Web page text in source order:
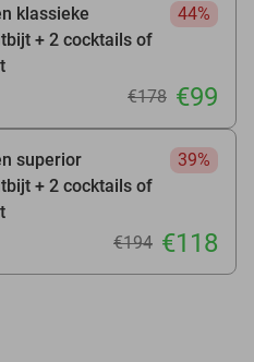
klassieke
+ 2 cocktails of
44%
€178 €99
superior
+ 2 cocktails of
39%
€194 €118